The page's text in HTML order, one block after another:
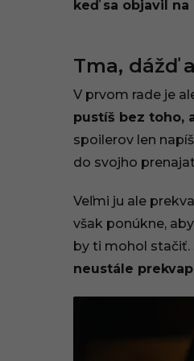
0
3
,
0
:
0
keď sa objavil na
Tma, dážď
V prvom rade je
pustíš bez toho,
spoilerov len
do svojho
Veľmi ju ale
však ponúkne,
by ti mohol stačiť.
neustále